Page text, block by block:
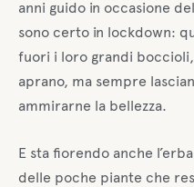
anni guido in occasione
sono certo in lockdown:
fuori i loro grandi
aprano, ma sempre
ammirarne la bellezza.
E sta fiorendo anche
delle poche piante che